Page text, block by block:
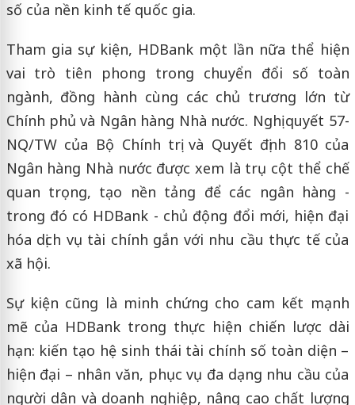
số của nền kinh tế quốc gia.
Tham gia sự kiện, HDBank một lần nữa thể hiện
vai trò tiên phong trong chuyển đổi số toàn
ngành, đồng hành cùng các chủ trương lớn từ
Chính phủ và Ngân hàng Nhà nước. Nghị quyết 57-
NQ/TW của Bộ Chính trị và Quyết định 810 của
Ngân hàng Nhà nước được xem là trụ cột thể chế
quan trọng, tạo nền tảng để các ngân hàng -
trong đó có HDBank - chủ động đổi mới, hiện đại
hóa dịch vụ tài chính gắn với nhu cầu thực tế của
xã hội.
Sự kiện cũng là minh chứng cho cam kết mạnh
mẽ của HDBank trong thực hiện chiến lược dài
hạn: kiến tạo hệ sinh thái tài chính số toàn diện –
hiện đại – nhân văn, phục vụ đa dạng nhu cầu của
người dân và doanh nghiệp, nâng cao chất lượng